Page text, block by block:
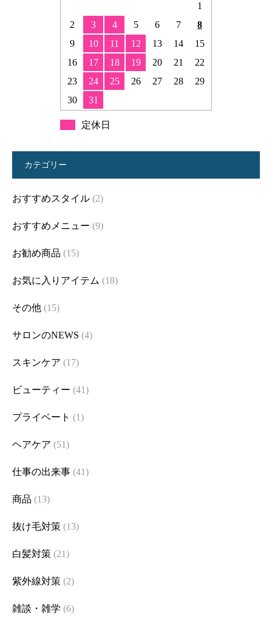
1
2
3 4 5 6 7
8
9
10 11 12 13 14
15
16
17 18 19 20 21
22
23
24 25 26 27 28
29
30
31
定休日
カテゴリー
おすすめスタイル (2)
おすすめメニュー (9)
お勧め商品 (15)
お気に入りアイテム (18)
その他 (15)
サロンのNEWS (4)
スキンケア (17)
ビューティー (41)
プライベート (1)
ヘアケア (51)
仕事の出来事 (41)
商品 (13)
抜け毛対策 (13)
白髪対策 (21)
紫外線対策 (2)
雑談・雑学 (6)